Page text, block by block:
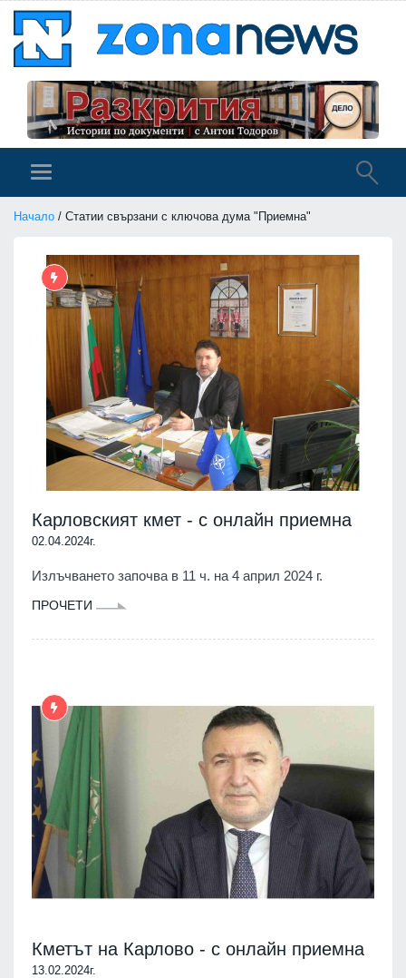
Начало / Статии свързани с ключова дума "Приемна"
Карловският кмет - с онлайн приемна
02.04.2024г.
Излъчването започва в 11 ч. на 4 април 2024 г.
ПРОЧЕТИ
Кметът на Карлово - с онлайн приемна
13.02.2024г.